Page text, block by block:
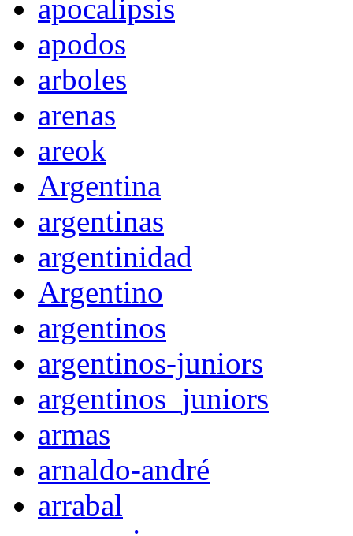
apocalipsis
apodos
arboles
arenas
areok
Argentina
argentinas
argentinidad
Argentino
argentinos
argentinos-juniors
argentinos_juniors
armas
arnaldo-andré
arrabal